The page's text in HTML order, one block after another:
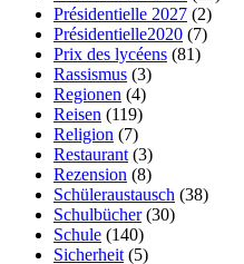
Présidentielle 2027 (2)
Présidentielle2020 (7)
Prix des lycéens (81)
Rassismus (3)
Regionen (4)
Reisen (119)
Religion (7)
Restaurant (3)
Rezension (8)
Schüleraustausch (38)
Schulbücher(30)
Schule (140)
Sicherheit (5)